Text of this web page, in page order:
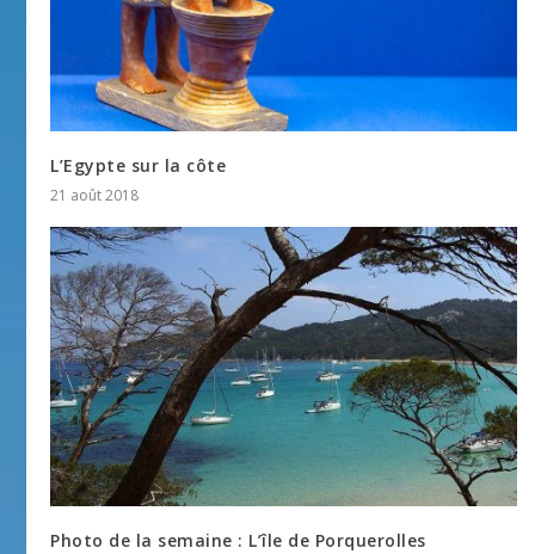
L’Egypte sur la côte
21 août 2018
Photo de la semaine : L’île de Porquerolles